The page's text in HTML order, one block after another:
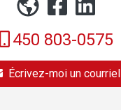
450 803-0575
Écrivez-moi un courriel